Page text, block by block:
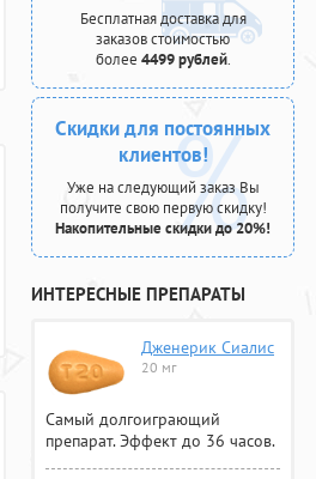
Бесплатная доставка для
заказов стоимостью
более 4499 рублей.
Скидки для постоянных
клиентов!
Уже на следующий заказ Вы
получите свою первую скидку!
Накопительные скидки до 20%!
ИНТЕРЕСНЫЕ ПРЕПАРАТЫ
Дженерик Сиалис
20 мг
Самый долгоиграющий
препарат. Эффект до 36 часов.